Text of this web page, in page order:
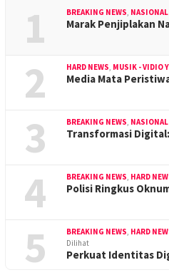
1 BREAKING NEWS,
Marak Penjiplakan
2 HARD NEWS, MUSIK - VIDIO
Media Mata
3 BREAKING NEWS,
Transformasi
4 BREAKING NEWS, HARD
Polisi Ringkus
5 BREAKING NEWS, HARD
Dilihat
Perkuat Identitas